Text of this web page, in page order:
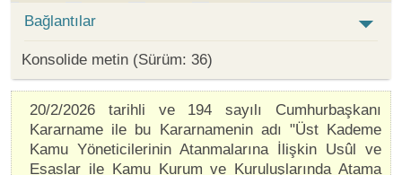
Bağlantılar
Konsolide metin (Sürüm: 36)
20/2/2026 tarihli ve 194 sayılı Cumhurbaşkanı
Kararname ile bu Kararnamenin adı "Üst Kademe
Kamu Yöneticilerinin Atanmalarına İlişkin Usûl ve
Esaslar ile Kamu Kurum ve Kuruluşlarında Atama